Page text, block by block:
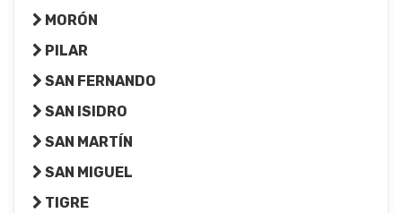
MORÓN
PILAR
SAN FERNANDO
SAN ISIDRO
SAN MARTÍN
SAN MIGUEL
TIGRE